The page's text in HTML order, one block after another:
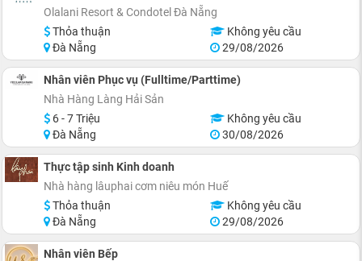
Olalani Resort & Condotel Đà Nẵng
Thỏa thuận
Không yêu cầu
Đà Nẵng
29/08/2026
Nhân viên Phục vụ (Fulltime/Parttime)
Nhà Hàng Làng Hải Sản
6 - 7 Triệu
Không yêu cầu
Đà Nẵng
30/08/2026
Thực tập sinh Kinh doanh
Nhà hàng lâuphai cơm niêu món Huế
Thỏa thuận
Không yêu cầu
Đà Nẵng
29/08/2026
Nhân viên Bếp